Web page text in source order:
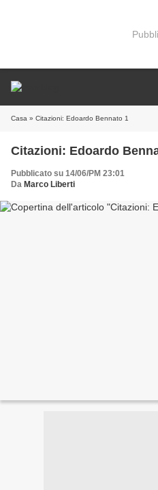
Casa » Citazioni: Edoardo Bennato 1
Citazioni: Edoardo
Pubblicato su 14/06/PM 23:01
Da Marco Liberti